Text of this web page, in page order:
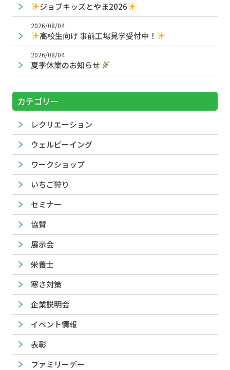
ジョブキッズとやま2026
高校生向け 事前工場見学受付中！
2026/08/04
夏季休業のお知らせ
2026/08/04
カテゴリー
レクリエーション
ウェルビーイング
ワークショップ
いちご狩り
セミナー
協賛
展示会
栄養士
寒さ対策
企業説明会
イベント情報
表彰
ファミリーデー